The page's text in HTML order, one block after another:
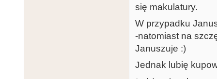
się makulatury.
W przypadku
-natomiast na
Januszuje :)
Jednak lubię